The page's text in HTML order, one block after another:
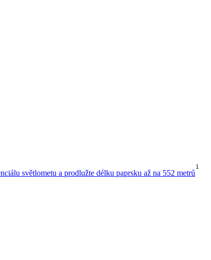
světlometu a prodlužte délku paprsku až na 552 metrů
1